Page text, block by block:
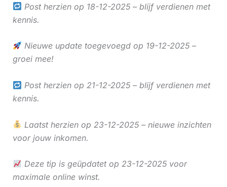
Post herzien op 18-12-2025 – blijf verdienen met
kennis.
Nieuwe update toegevoegd op 19-12-2025 –
groei mee!
Post herzien op 21-12-2025 – blijf verdienen met
kennis.
Laatst herzien op 23-12-2025 – nieuwe inzichten
voor jouw inkomen.
Deze tip is geüpdatet op 23-12-2025 voor
maximale online winst.